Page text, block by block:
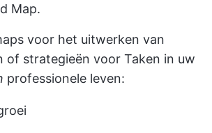
Map.
voor het uitwerken van
of strategieën voor Taken in uw
professionele leven: